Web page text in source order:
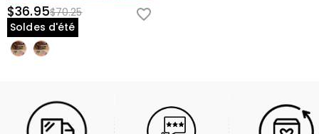
$36.95$70.25
Soldes d'été